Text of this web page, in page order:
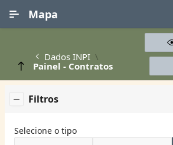
Mapa
Dados INPI
Painel - Contratos
Filtros
Selecione o tipo